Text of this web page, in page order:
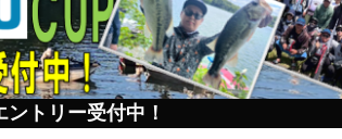
トリー受付中！